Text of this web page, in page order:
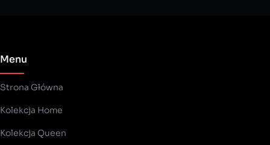
Menu
Strona Główna
Kolekcja Home
Kolekcja Queen